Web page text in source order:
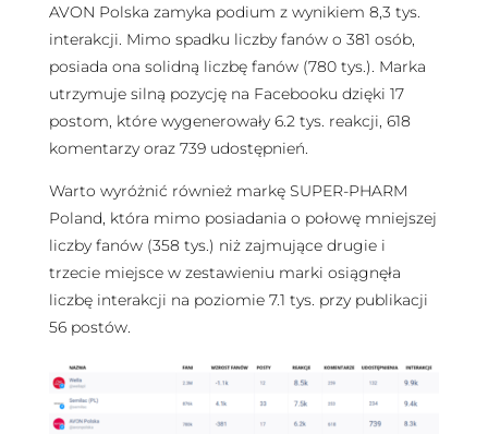
AVON Polska zamyka podium z wynikiem 8,3 tys.
interakcji. Mimo spadku liczby fanów o 381 osób,
posiada ona solidną liczbę fanów (780 tys.). Marka
utrzymuje silną pozycję na Facebooku dzięki 17
postom, które wygenerowały 6.2 tys. reakcji, 618
komentarzy oraz 739 udostępnień.
Warto wyróżnić również markę SUPER-PHARM
Poland, która mimo posiadania o połowę mniejszej
liczby fanów (358 tys.) niż zajmujące drugie i
trzecie miejsce w zestawieniu marki osiągnęła
liczbę interakcji na poziomie 7.1 tys. przy publikacji
56 postów.